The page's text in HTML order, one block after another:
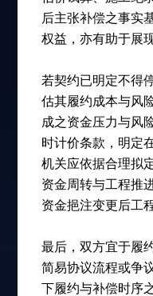
后主张补偿之事实
权益，亦有助于展
若契约已明定不得
估其履约成本与风
成之资金压力与风
时计价条款，明定
机关应依据合理拟
资金周转与工程推
资金挹注变更后工
最后，双方宜于履
简易协议流程或争
下履约与补偿时序